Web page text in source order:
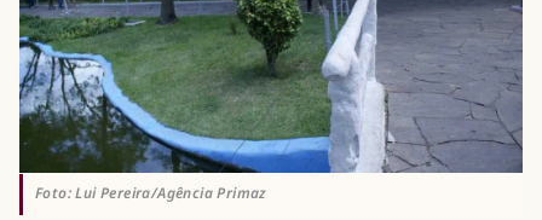
Foto: Lui Pereira/Agência Primaz